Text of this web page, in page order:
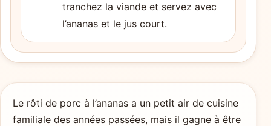
tranchez la viande et servez avec
l’ananas et le jus court.
Le rôti de porc à l’ananas a un petit air de cuisine
familiale des années passées, mais il gagne à être